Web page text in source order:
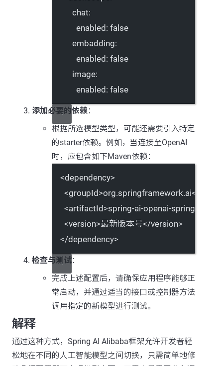
chat:
enabled: false
embadding:
enabled: false
image:
enabled: false
添加必要的依赖 ：
根据所选模型类型，可能还需要引入特定
的starter依赖。例如，当连接至OpenAI
时，应包含如下Maven依赖：
<dependency>
<groupId>org.springframework.ai</
<artifactId>spring-ai-openai-spring-boot-
<version>最新版本号</version>
</dependency>
检查与测试：
完成上述配置后，请确保应用程序能够正
常启动，并通过适当的接口或控制器方法
调用指定的新模型进行测试。
解释
通过这种方式，Spring AI Alibaba框架允许开发者轻
松地在不同的人工智能模型之间切换，只需简单地修